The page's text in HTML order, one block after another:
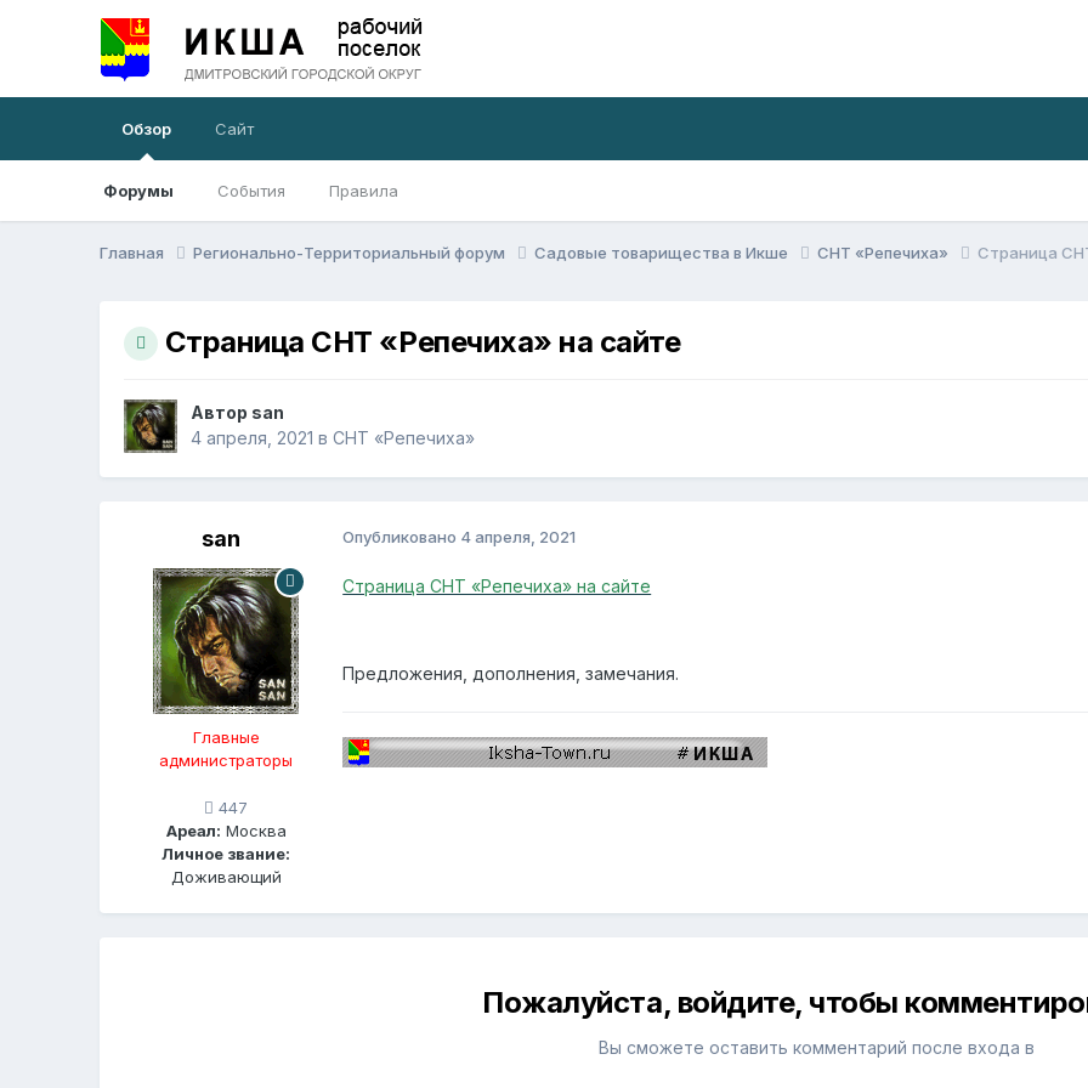
Обзор
Форумы События Правила
Сайт
Главная Регионально-Территориальный форум Садовые товарищества в Икше СНТ «Репечиха» Страница
Страница СНТ «Репечиха» на сайте
Автор san
4 апреля, 2021 вСНТ «Репечиха»
san
Главные
администраторы
447
Ареал: Москва
Личное звание:
Доживающий
Опубликовано 4 апреля, 2021
Страница СНТ «Репечиха» на сайте
Предложения, дополнения, замечания.
Пожалуйста, войдите, чтобы
Вы сможете оставить комментарий после входа в